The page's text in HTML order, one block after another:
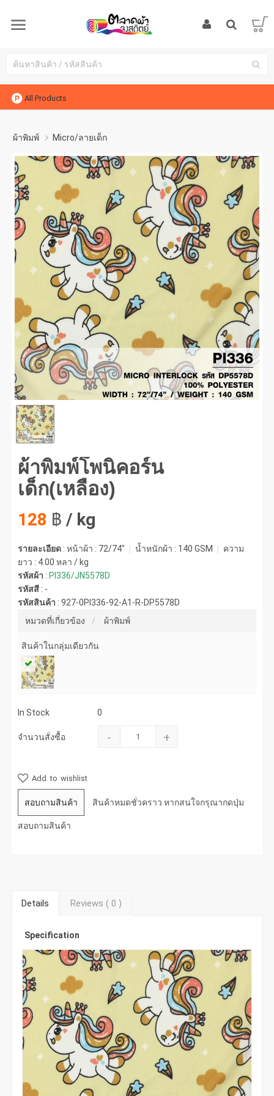
All Products
ผ้าพิมพ์ Micro/ลายเด็ก
พิมพ์โพนิคอร์นเด็ก(เหลือง) #1
ผ้าพิมพ์โพนิคอร์น
เด็ก(เหลือง)
128 ฿ / kg
รายละเอียด : หน้าผ้า : 72/74" น้ำหนักผ้า : 140 GSM
ความ
ยาว : 4.00 หลา / kg
รหัสผ้า :PI336/JN5578D
รหัสสี : -
รหัสสินค้า :927-0PI336-92-A1-R-DP5578D
หมวดที่เกี่ยวข้อง
ผ้าพิมพ์
สินค้าในกลุ่มเดียวกัน
In Stock 0
จำนวนสั่งซื้อ - +
Add to wishlist
สอบถามสินค้า สินค้าหมดชั่วคราว หากสนใจกรุณากดปุ่ม
สอบถามสินค้า
Details Reviews ( 0)
Specification